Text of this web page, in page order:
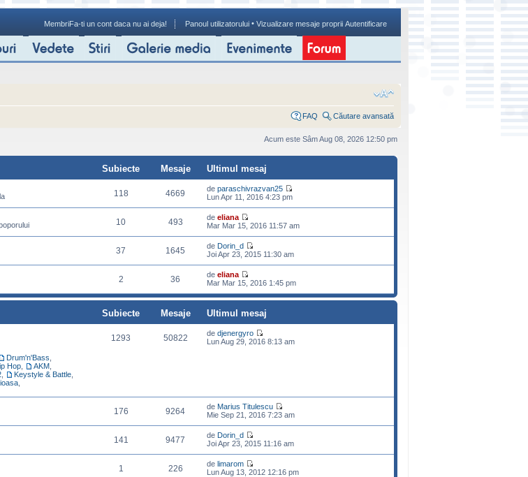
MembriFa-ti un cont daca nu ai deja! Panoul utilizatorului • Vizualizare mesaje proprii Autentificare
FAQ Căutare avansată
Acum este Sâm Aug 08, 2026 12:50 pm
Subiecte Mesaje
Ultimul mesaj
118 4669 de paraschivrazvan25
Lun Apr 11, 2016 4:23 pm
10 493 de eliana
Mar Mar 15, 2016 11:57 am
37 1645 de Dorin_d
Joi Apr 23, 2015 11:30 am
2 36 de eliana
Mar Mar 15, 2016 1:45 pm
Subiecte Mesaje
Ultimul mesaj
Drum'n'Bass
Hop AKM
Keystyle & Battle
1293 50822 de djenergyro
Lun Aug 29, 2016 8:13 am
176 9264 de Marius Titulescu
Mie Sep 21, 2016 7:23 am
141 9477 de Dorin_d
Joi Apr 23, 2015 11:16 am
1 226 de limarom
Lun Aug 13, 2012 12:16 pm